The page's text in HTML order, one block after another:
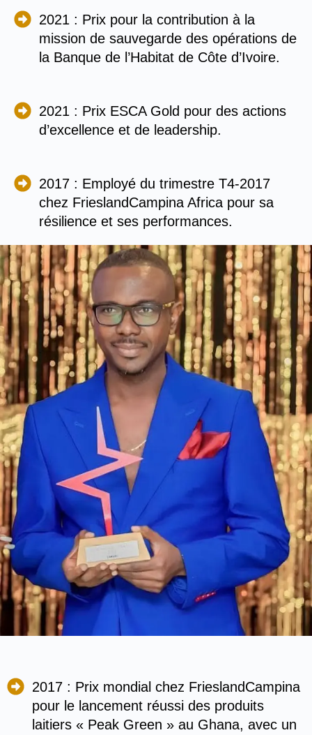
2021 : Prix pour la contribution à la
mission de sauvegarde des opérations de
la Banque de l’Habitat de Côte d’Ivoire.
2021 : Prix ESCA Gold pour des actions
d’excellence et de leadership.
2017 : Employé du trimestre T4-2017
chez FrieslandCampina Africa pour sa
résilience et ses performances.
2017 : Prix mondial chez FrieslandCampina
pour le lancement réussi des produits
laitiers « Peak Green » au Ghana, avec un